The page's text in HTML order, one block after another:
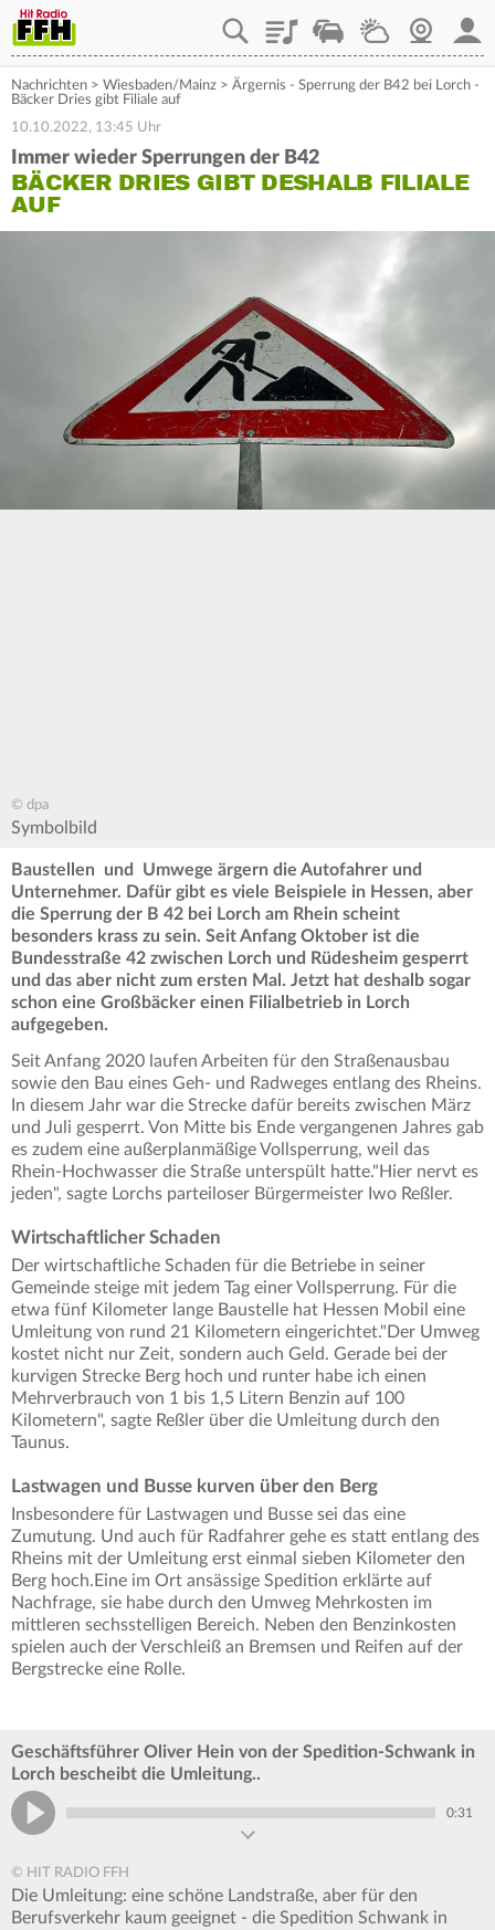
PlaylistStaupilotWetterWebcam
Nachrichten > Wiesbaden/Mainz > Ärgernis - Sperrung der B42 bei Lorch -
Bäcker Dries gibt Filiale auf
10.10.2022, 13:45 Uhr
Immer wieder Sperrungen der B42
BÄCKER DRIES GIBT DESHALB FILIALE
AUF
© dpa
Symbolbild
Baustellen und Umwege ärgern die Autofahrer und
Unternehmer. Dafür gibt es viele Beispiele in Hessen, aber
die Sperrung der B 42 bei Lorch am Rhein scheint
besonders krass zu sein. Seit Anfang Oktober ist die
Bundesstraße 42 zwischen Lorch und Rüdesheim gesperrt
und das aber nicht zum ersten Mal. Jetzt hat deshalb sogar
schon eine Großbäcker einen Filialbetrieb in Lorch
aufgegeben.
Seit Anfang 2020 laufen Arbeiten für den Straßenausbau
sowie den Bau eines Geh- und Radweges entlang des Rheins.
In diesem Jahr war die Strecke dafür bereits zwischen März
und Juli gesperrt. Von Mitte bis Ende vergangenen Jahres gab
es zudem eine außerplanmäßige Vollsperrung, weil das
Rhein-Hochwasser die Straße unterspült hatte."Hier nervt es
jeden", sagte Lorchs parteiloser Bürgermeister Iwo Reßler.
Wirtschaftlicher Schaden
Der wirtschaftliche Schaden für die Betriebe in seiner
Gemeinde steige mit jedem Tag einer Vollsperrung. Für die
etwa fünf Kilometer lange Baustelle hat Hessen Mobil eine
Umleitung von rund 21 Kilometern eingerichtet."Der Umweg
kostet nicht nur Zeit, sondern auch Geld. Gerade bei der
kurvigen Strecke Berg hoch und runter habe ich einen
Mehrverbrauch von 1 bis 1,5 Litern Benzin auf 100
Kilometern", sagte Reßler über die Umleitung durch den
Taunus.
Lastwagen und Busse kurven über den Berg
Insbesondere für Lastwagen und Busse sei das eine
Zumutung. Und auch für Radfahrer gehe es statt entlang des
Rheins mit der Umleitung erst einmal sieben Kilometer den
Berg hoch.Eine im Ort ansässige Spedition erklärte auf
Nachfrage, sie habe durch den Umweg Mehrkosten im
mittleren sechsstelligen Bereich. Neben den Benzinkosten
spielen auch der Verschleiß an Bremsen und Reifen auf der
Bergstrecke eine Rolle.
Geschäftsführer Oliver Hein von der Spedition-Schwank in
Lorch bescheibt die Umleitung..
0:31
© HIT RADIO FFH
Die Umleitung: eine schöne Landstraße, aber für den
Berufsverkehr kaum geeignet - die Spedition Schwank in